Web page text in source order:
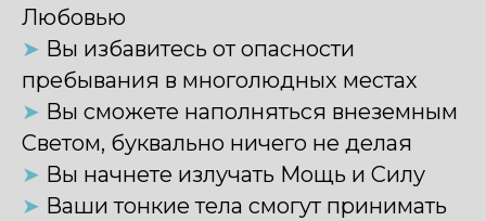
Любовью
➤ Вы избавитесь от опасности
пребывания в многолюдных местах
➤ Вы сможете наполняться внеземным
Светом, буквально ничего не делая
➤ Вы начнете излучать Мощь и Силу
➤ Ваши тонкие тела смогут принимать